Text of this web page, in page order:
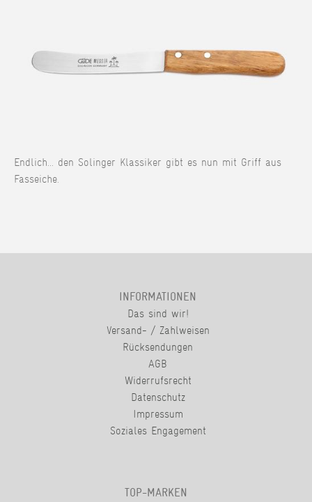
Endlich... den Solinger Klassiker gibt es nun mit Griff aus
Fasseiche.
INFORMATIONEN
Das sind wir!
Versand- / Zahlweisen
Rücksendungen
AGB
Widerrufsrecht
Datenschutz
Impressum
Soziales Engagement
TOP-MARKEN